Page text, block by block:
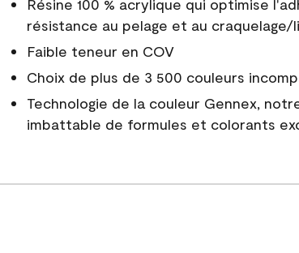
Résine 100 % acrylique qui optimise
résistance au pelage et au craquelage/
Faible teneur en COV
Choix de plus de 3 500 couleurs
Technologie de la couleur Gennex,
imbattable de formules et colorants